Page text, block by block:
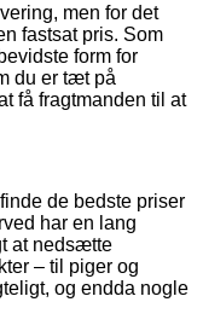
men for det
fastsat pris. Som
form for
du er tæt på
få fragtmanden til at
de bedste priser
har en lang
at nedsætte
– til piger og
og endda nogle